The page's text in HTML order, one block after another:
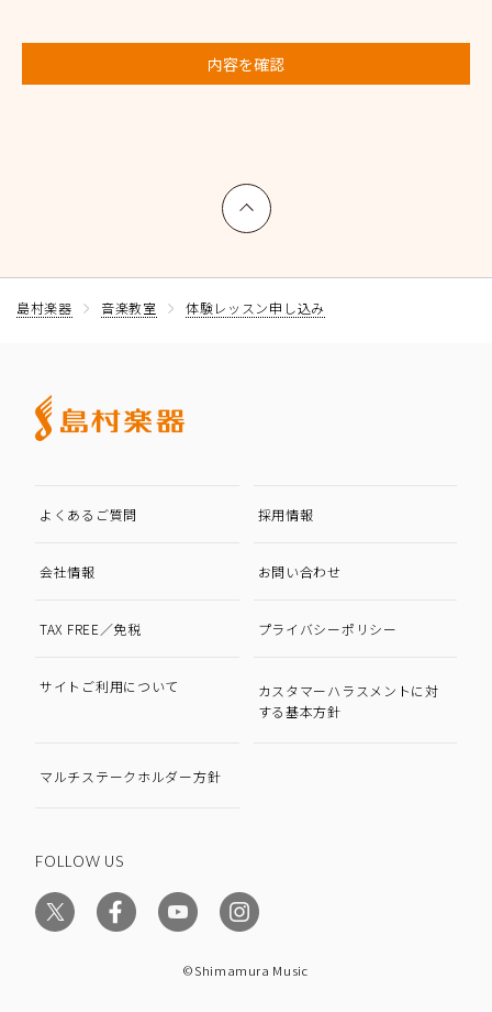
内容を確認
上へ戻る
島村楽器 音楽教室 体験レッスン申し込み
よくあるご質問 採用情報
会社情報 お問い合わせ
TAX FREE／免税 プライバシーポリシー
サイトご利用について
カスタマーハラスメントに対
する基本方針
マルチステークホルダー方針
FOLLOW US
©Shimamura Music